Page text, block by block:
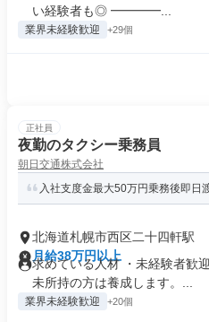
い経験者も◎ ━━━━...
業界未経験歓迎 +29個
正社員
夜勤のタクシー乗務員
朝日交通株式会社
入社支度金最大50万円乗務後即日
北海道札幌市西区二十四軒駅
月給38万円以上
求めている人材 ・未経験者歓
未所持の方は養成します。...
業界未経験歓迎 +20個